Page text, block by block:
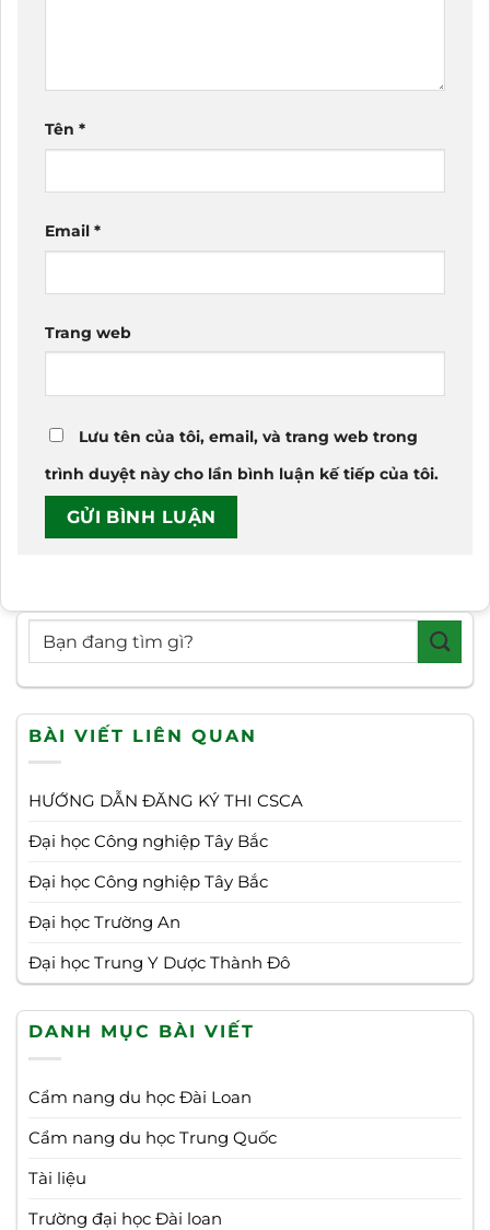
Tên *
Email *
Trang web
Lưu tên của tôi, email, và trang web trong
trình duyệt này cho lần bình luận kế tiếp của tôi.
BÀI VIẾT LIÊN QUAN
HƯỚNG DẪN ĐĂNG KÝ THI CSCA
Đại học Công nghiệp Tây Bắc
Đại học Công nghiệp Tây Bắc
Đại học Trường An
Đại học Trung Y Dược Thành Đô
DANH MỤC BÀI VIẾT
Cẩm nang du học Đài Loan
Cẩm nang du học Trung Quốc
Tài liệu
Trường đại học Đài loan